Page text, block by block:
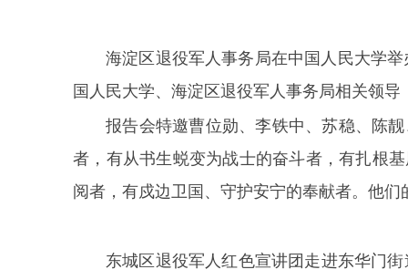
海淀区退役军人事务局在中国人民大学
国人民大学、海淀区退役军人事务局相关领
报告会特邀曹位勋、李铁中、苏稳、陈
者，有从书生蜕变为战士的奋斗者，有扎根
阅者，有戍边卫国、守护安宁的奉献者。他
东城区退役军人红色宣讲团走进东华门